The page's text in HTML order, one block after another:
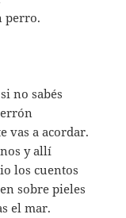
perro.
no sabés
vas a acordar.
y allí
los cuentos
sobre pieles
el mar.